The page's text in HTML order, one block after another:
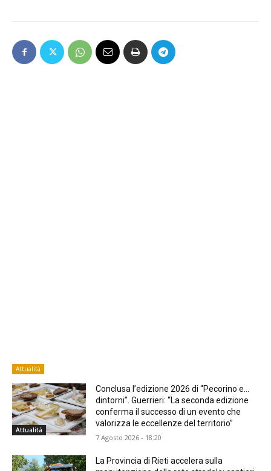
Attualità
Attualità
Conclusa l’edizione 2026 di “Pecorino e…
dintorni”. Guerrieri: “La seconda edizione
conferma il successo di un evento che
valorizza le eccellenze del territorio”
7 Agosto 2026 - 18:20
La Provincia di Rieti accelera sulla